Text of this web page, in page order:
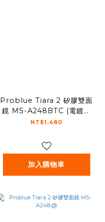
Problue Tiara 2 矽膠雙面
鏡 MS-A248BTC (電鍍鏡
片) @
NT$1,480
加入購物車